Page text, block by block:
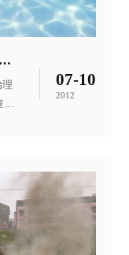
经
生产人员“火眼金睛”多起隐患无处遁形
查
提
07-10
2012